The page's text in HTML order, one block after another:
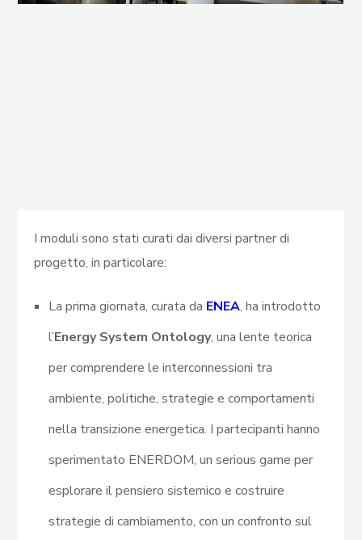
I moduli sono stati curati dai diversi partner di
progetto, in particolare:
La prima giornata, curata da ENEA, ha introdotto
l’Energy System Ontology, una lente teorica
per comprendere le interconnessioni tra
ambiente, politiche, strategie e comportamenti
nella transizione energetica. I partecipanti hanno
sperimentato ENERDOM, un serious game per
esplorare il pensiero sistemico e costruire
strategie di cambiamento, con un confronto sul